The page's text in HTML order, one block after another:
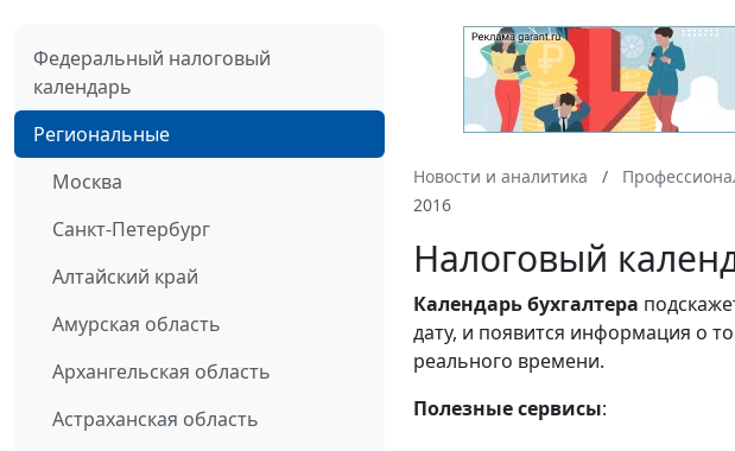
Федеральный налоговый
календарь
Региональные
Москва
Санкт-Петербург
Алтайский край
Амурская область
Архангельская область
Астраханская область
Новости и аналитика
2016
Налоговый
Календарьбухгалтера
дату, и появится информация о
реального времени.
Полезные сервисы: